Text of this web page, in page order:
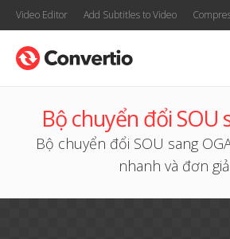
Video Editor Add Subtitles to Video
Bộ chuyển đổi SOU
Bộ chuyển đổi SOU sang
nhanh và đơn